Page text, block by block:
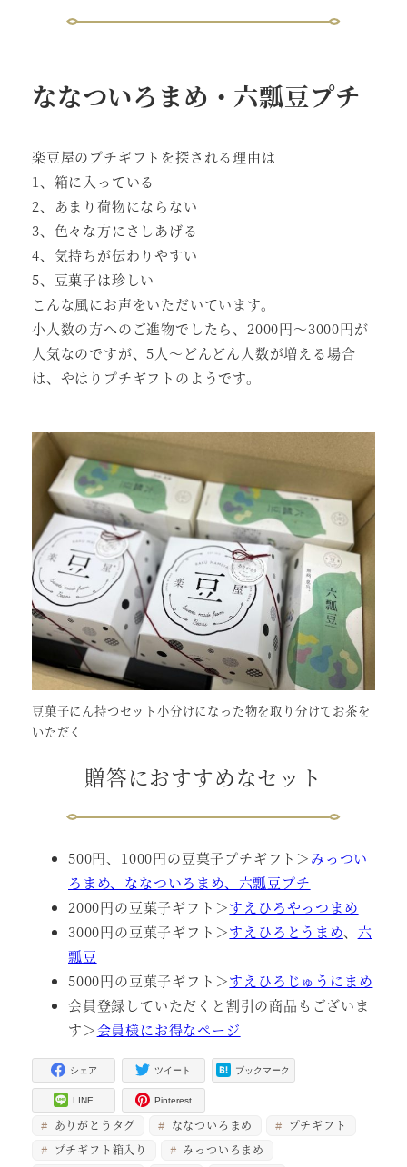
ななついろまめ・六瓢豆プチ
楽豆屋のプチギフトを探される理由は
1、箱に入っている
2、あまり荷物にならない
3、色々な方にさしあげる
4、気持ちが伝わりやすい
5、豆菓子は珍しい
こんな風にお声をいただいています。
小人数の方へのご進物でしたら、2000円～3000円が
人気なのですが、5人～どんどん人数が増える場合
は、やはりプチギフトのようです。
豆菓子にん持つセット小分けになった物を取り分けてお茶を
いただく
贈答におすすめなセット
500円、1000円の豆菓子プチギフト＞みっつい
ろまめ、ななついろまめ、六瓢豆プチ
2000円の豆菓子ギフト＞すえひろやっつまめ
3000円の豆菓子ギフト＞すえひろとうまめ、 六
瓢豆
5000円の豆菓子ギフト＞すえひろじゅうにまめ
会員登録していただくと割引の商品もございま
す＞会員様にお得なページ
シェア ツイート ブックマーク
LINE Pinterest
ありがとうタグ ななついろまめ
プチギフト
プチギフト箱入り
みっついろまめ